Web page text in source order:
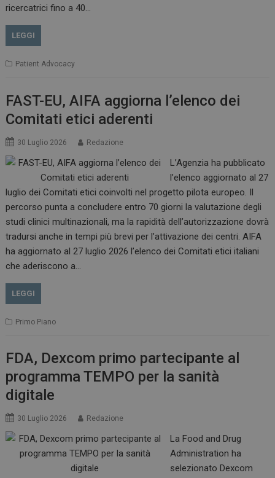
ricercatrici fino a 40…
LEGGI
Patient Advocacy
FAST-EU, AIFA aggiorna l’elenco dei
Comitati etici aderenti
30 Luglio 2026 Redazione
L’Agenzia ha pubblicato
l’elenco aggiornato al 27
luglio dei Comitati etici coinvolti nel progetto pilota europeo. Il
percorso punta a concludere entro 70 giorni la valutazione degli
studi clinici multinazionali, ma la rapidità dell’autorizzazione dovrà
tradursi anche in tempi più brevi per l’attivazione dei centri. AIFA
ha aggiornato al 27 luglio 2026 l’elenco dei Comitati etici italiani
che aderiscono a…
LEGGI
Primo Piano
FDA, Dexcom primo partecipante al
programma TEMPO per la sanità
digitale
30 Luglio 2026 Redazione
La Food and Drug
Administration ha
selezionato Dexcom
CookieScriptConsent
NOME FORNITORE / DOMINIO
__Secure-ROLLOUT_TOKEN
.youtube.com
__Secure-YNID